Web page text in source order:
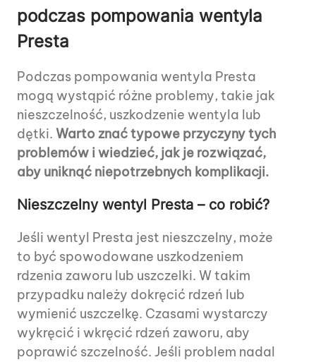
podczas pompowania wentyla
Presta
Podczas pompowania wentyla Presta
mogą wystąpić różne problemy, takie jak
nieszczelność, uszkodzenie wentyla lub
dętki. Warto znać typowe przyczyny tych
problemów i wiedzieć, jak je rozwiązać,
aby uniknąć niepotrzebnych komplikacji.
Nieszczelny wentyl Presta – co robić?
Jeśli wentyl Presta jest nieszczelny, może
to być spowodowane uszkodzeniem
rdzenia zaworu lub uszczelki. W takim
przypadku należy dokręcić rdzeń lub
wymienić uszczelkę. Czasami wystarczy
wykręcić i wkręcić rdzeń zaworu, aby
poprawić szczelność. Jeśli problem nadal